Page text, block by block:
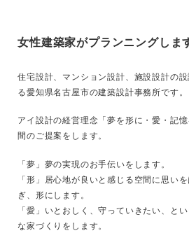
女性建築家がプランニングしま
住宅設計、マンション設計、施設設計の
る愛知県名古屋市の建築設計事務所です。
アイ設計の経営理念「夢を形に・愛・記
間のご提案をします。
「夢」夢の実現のお手伝いをします。
「形」居心地が良いと感じる空間に思い
ぎ、形にします。
「愛」いとおしく、守っていきたい、と
な家づくりをします。